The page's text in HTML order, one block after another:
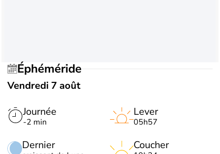
Éphéméride
Vendredi 7 août
Journée
-2 min
Dernier
Lever
05h57
Coucher